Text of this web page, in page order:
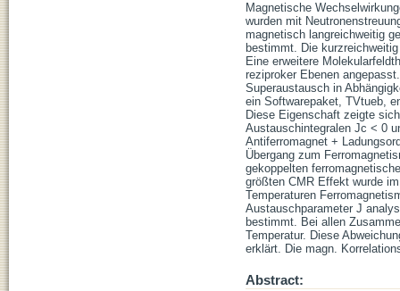
Magnetische
wurden mit
magnetisch langreichweitig
bestimmt. Die
Eine erweitere
reziproker Ebenen
Superaustausch in
ein Softwarepaket, TVtueb,
Diese Eigenschaft zeigte
Austauschintegralen Jc < 0
Antiferromagnet +
Übergang zum
gekoppelten
größten CMR Effekt wurde
Temperaturen
Austauschparameter J
bestimmt. Bei allen
Temperatur. Diese
erklärt. Die magn.
Abstract: